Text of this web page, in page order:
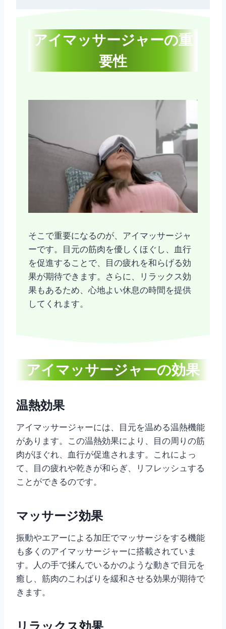
アイマッサージャーの重
要性
そこで重要になるのが、アイマッサージャ
ーです。目元の筋肉を優しくほぐし、血行
を促進することで、目の疲れを和らげる効
果が期待できます。さらに、リラックス効
果もあるため、心地よい休息の時間を提供
してくれます。
アイマッサージャーの効果
温熱効果
アイマッサージャーには、目元を温める温熱機能
があります。この温熱効果により、目の周りの筋
肉がほぐれ、血行が促進されます。これによっ
て、目の疲れや乾きが和らぎ、リフレッシュする
ことができるのです。
マッサージ効果
振動やエアーによる加圧でマッサージをする機能
も多くのアイマッサージャーに搭載されていま
す。人の手で揉んでいるかのような動きで目元を
癒し、筋肉のこわばりを緩和させる効果が期待で
きます。